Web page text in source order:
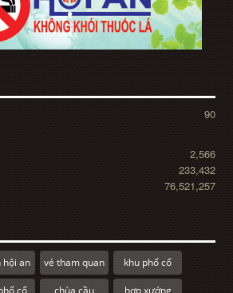
90
2,566
233,432
76,521,257
hội an vé tham quan khu phố cổ
cổ chùa cầu hợp xướng